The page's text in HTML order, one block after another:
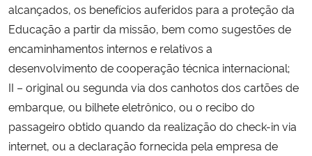
alcançados, os benefícios auferidos para a proteção da
Educação a partir da missão, bem como sugestões de
encaminhamentos internos e relativos a
desenvolvimento de cooperação técnica internacional;
II – original ou segunda via dos canhotos dos cartões de
embarque, ou bilhete eletrônico, ou o recibo do
passageiro obtido quando da realização do check-in via
internet, ou a declaração fornecida pela empresa de